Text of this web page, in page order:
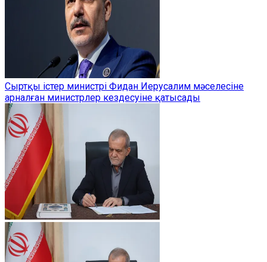
Сыртқы істер министрі Фидан Иерусалим мәселесіне
арналған министрлер кездесуіне қатысады